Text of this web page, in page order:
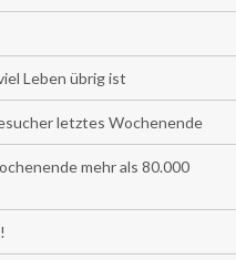
Leben übrig ist
letztes Wochenende
mehr als 80.000